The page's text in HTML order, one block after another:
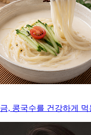
, 콩국수를 건강하게 먹